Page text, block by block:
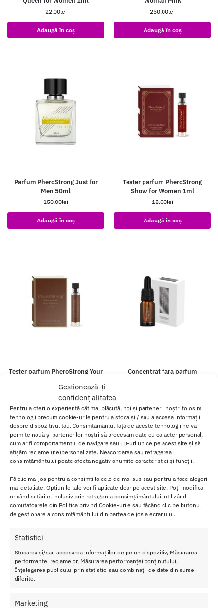
Gestionează-ți
confidențialitatea
Pentru a oferi o experiență cât mai plăcută, noi și partenerii noștri folosim
tehnologii precum cookie-urile pentru a stoca și / sau a accesa informații
despre dispozitivul tău. Consimțământul față de aceste tehnologii ne va
permite nouă și partenerilor noștri să procesăm date cu caracter personal,
cum ar fi comportamentul de navigare sau ID-uri unice pe acest site și să
afișăm reclame (ne)personalizate. Neacordarea sau retragerea
consimțământului poate afecta negativ anumite caracteristici și funcții.
Fă clic mai jos pentru a consimți la cele de mai sus sau pentru a face alegeri
mai detaliate. Opțiunile tale vor fi aplicate doar pe acest site. Poți modifica
oricând setările, inclusiv prin retragerea consimțământului, utilizând
comutatoarele din Politica privind Cookie-urile sau făcând clic pe butonul
de gestionare a consimțământului din partea de jos a ecranului.
Statistici
Stocarea și/sau accesarea informațiilor de pe un dispozitiv, Măsurarea
performanței reclamelor, Măsurarea performanței conținutului,
Înțelegerea publicului prin statistici sau combinații de date din surse
diferite.
Marketing
22.00lei
Adaugă în coș
250.00lei
Adaugă în coș
Parfum PheroStrong Just for
Men 50ml
150.00lei
Adaugă în coș
Tester parfum PheroStrong
Show for Women 1ml
18.00lei
Adaugă în coș
Tester parfum PheroStrong Your
18.00lei
Adaugă în coș
Concentrat fara parfum
Adaugă în coș
Concentrat fara parfum
PheroStrong for Women 7.5ml
Adaugă în coș
Tester parfum PheroStrong Wind
for Men 1ml